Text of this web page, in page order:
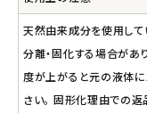
天然由来成分を使用して
分離・固化する場合があ
度が上がると元の液体に
さい。 固形化理由での